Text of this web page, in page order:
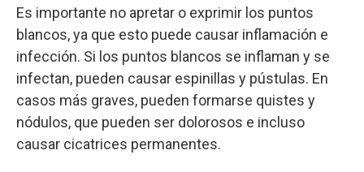
Es importante no apretar o exprimir los puntos
blancos, ya que esto puede causar inflamación e
infección. Si los puntos blancos se inflaman y se
infectan, pueden causar espinillas y pústulas. En
casos más graves, pueden formarse quistes y
nódulos, que pueden ser dolorosos e incluso
causar cicatrices permanentes.